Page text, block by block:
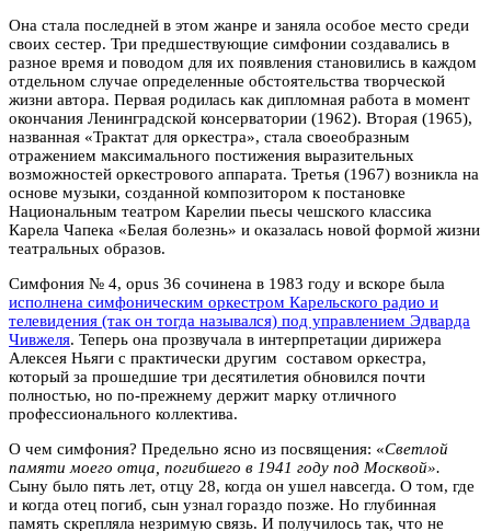
Она стала последней в этом жанре и заняла особое место среди
своих сестер. Три предшествующие симфонии создавались в
разное время и поводом для их появления становились в каждом
отдельном случае определенные обстоятельства творческой
жизни автора. Первая родилась как дипломная работа в момент
окончания Ленинградской консерватории (1962). Вторая (1965),
названная «Трактат для оркестра», стала своеобразным
отражением максимального постижения выразительных
возможностей оркестрового аппарата. Третья (1967) возникла на
основе музыки, созданной композитором к постановке
Национальным театром Карелии пьесы чешского классика
Карела Чапека «Белая болезнь» и оказалась новой формой жизни
театральных образов.
Симфония № 4, opus 36 сочинена в 1983 году и вскоре была
исполнена симфоническим оркестром Карельского радио и
телевидения (так он тогда назывался) под управлением Эдварда
Чивжеля. Теперь она прозвучала в интерпретации дирижера
Алексея Ньяги с практически другим составом оркестра,
который за прошедшие три десятилетия обновился почти
полностью, но по-прежнему держит марку отличного
профессионального коллектива.
О чем симфония? Предельно ясно из посвящения: «Светлой
памяти моего отца, погибшего в 1941 году под Москвой».
Сыну было пять лет, отцу 28, когда он ушел навсегда. О том, где
и когда отец погиб, сын узнал гораздо позже. Но глубинная
память скрепляла незримую связь. И получилось так, что не